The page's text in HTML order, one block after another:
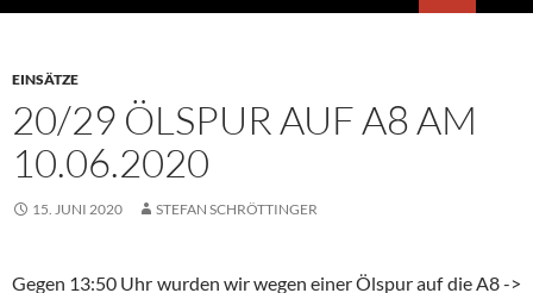
EINSÄTZE
20/29 ÖLSPUR AUF A8 AM
10.06.2020
15. JUNI 2020 STEFAN SCHRÖTTINGER
Gegen 13:50 Uhr wurden wir wegen einer Ölspur auf die A8 ->